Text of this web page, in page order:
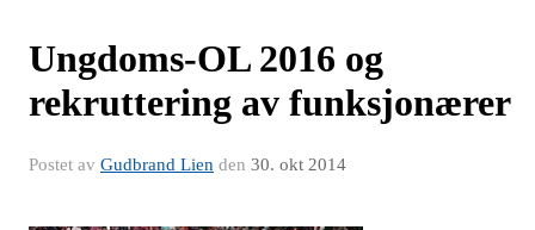
Ungdoms-OL 2016 og
rekruttering av funksjonærer
Postet av Gudbrand Lien den 30. okt 2014